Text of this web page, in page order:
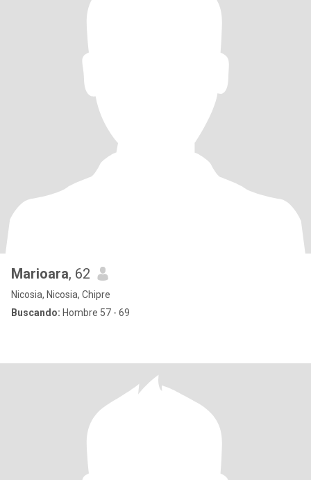
Marioara, 62
Nicosia, Nicosia, Chipre
Buscando: Hombre 57 - 69